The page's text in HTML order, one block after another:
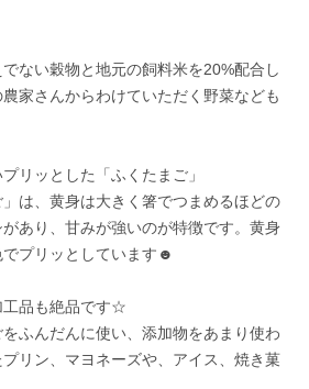
ない穀物と地元の飼料米を20%配合し
家さんからわけていただく野菜なども
リッとした「ふくたまご」
は、黄身は大きく箸でつまめるほどの
あり、甘みが強いのが特徴です。黄身
プリッとしています☻
品も絶品です☆
ふんだんに使い、添加物をあまり使わ
リン、マヨネーズや、アイス、焼き菓